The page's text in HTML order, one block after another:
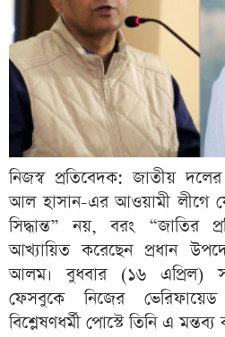
নিজস্ব প্রতিবেদক: জাতীয়
আল হাসান-এর আওয়ামী লীগে
সিদ্ধান্ত” নয়, বরং “জাতির
আখ্যায়িত করেছেন প্রধান
আলম। বুধবার (১৬ এপ্রিল)
ফেসবুকে নিজের
বিশ্লেষণধর্মী পোস্টে তিনি এ মন্তব্য